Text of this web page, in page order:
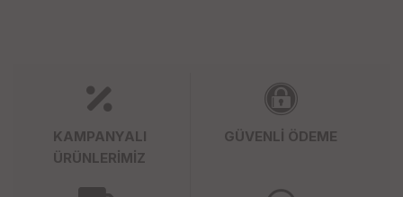
KAMPANYALI
ÜRÜNLERİMİZ
GÜVENLİ ÖDEME